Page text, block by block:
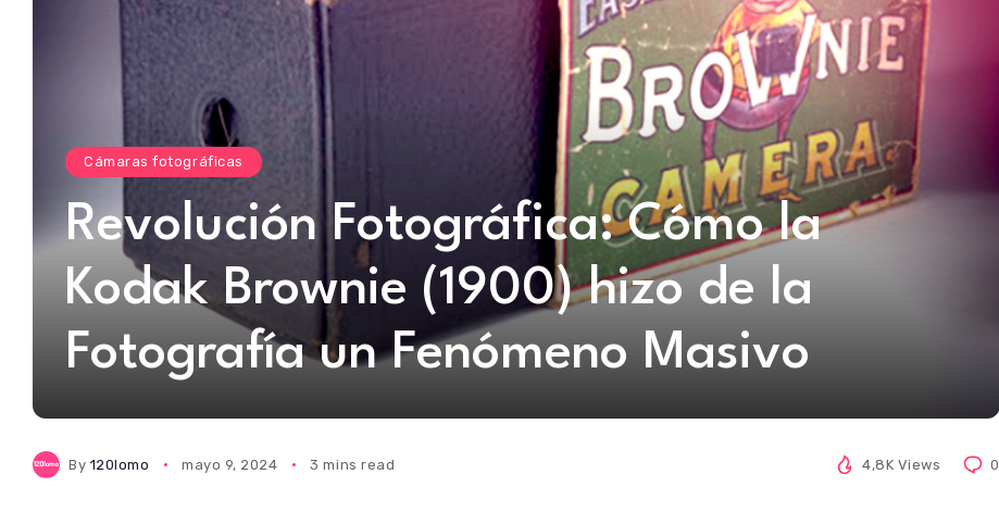
Cámaras fotográficas
Revolución Fotográfica: Cómo la
Kodak Brownie (1900) hizo de la
Fotografía un Fenómeno Masivo
By 120lomo mayo 9, 2024 3 mins read 4,8K Views 0